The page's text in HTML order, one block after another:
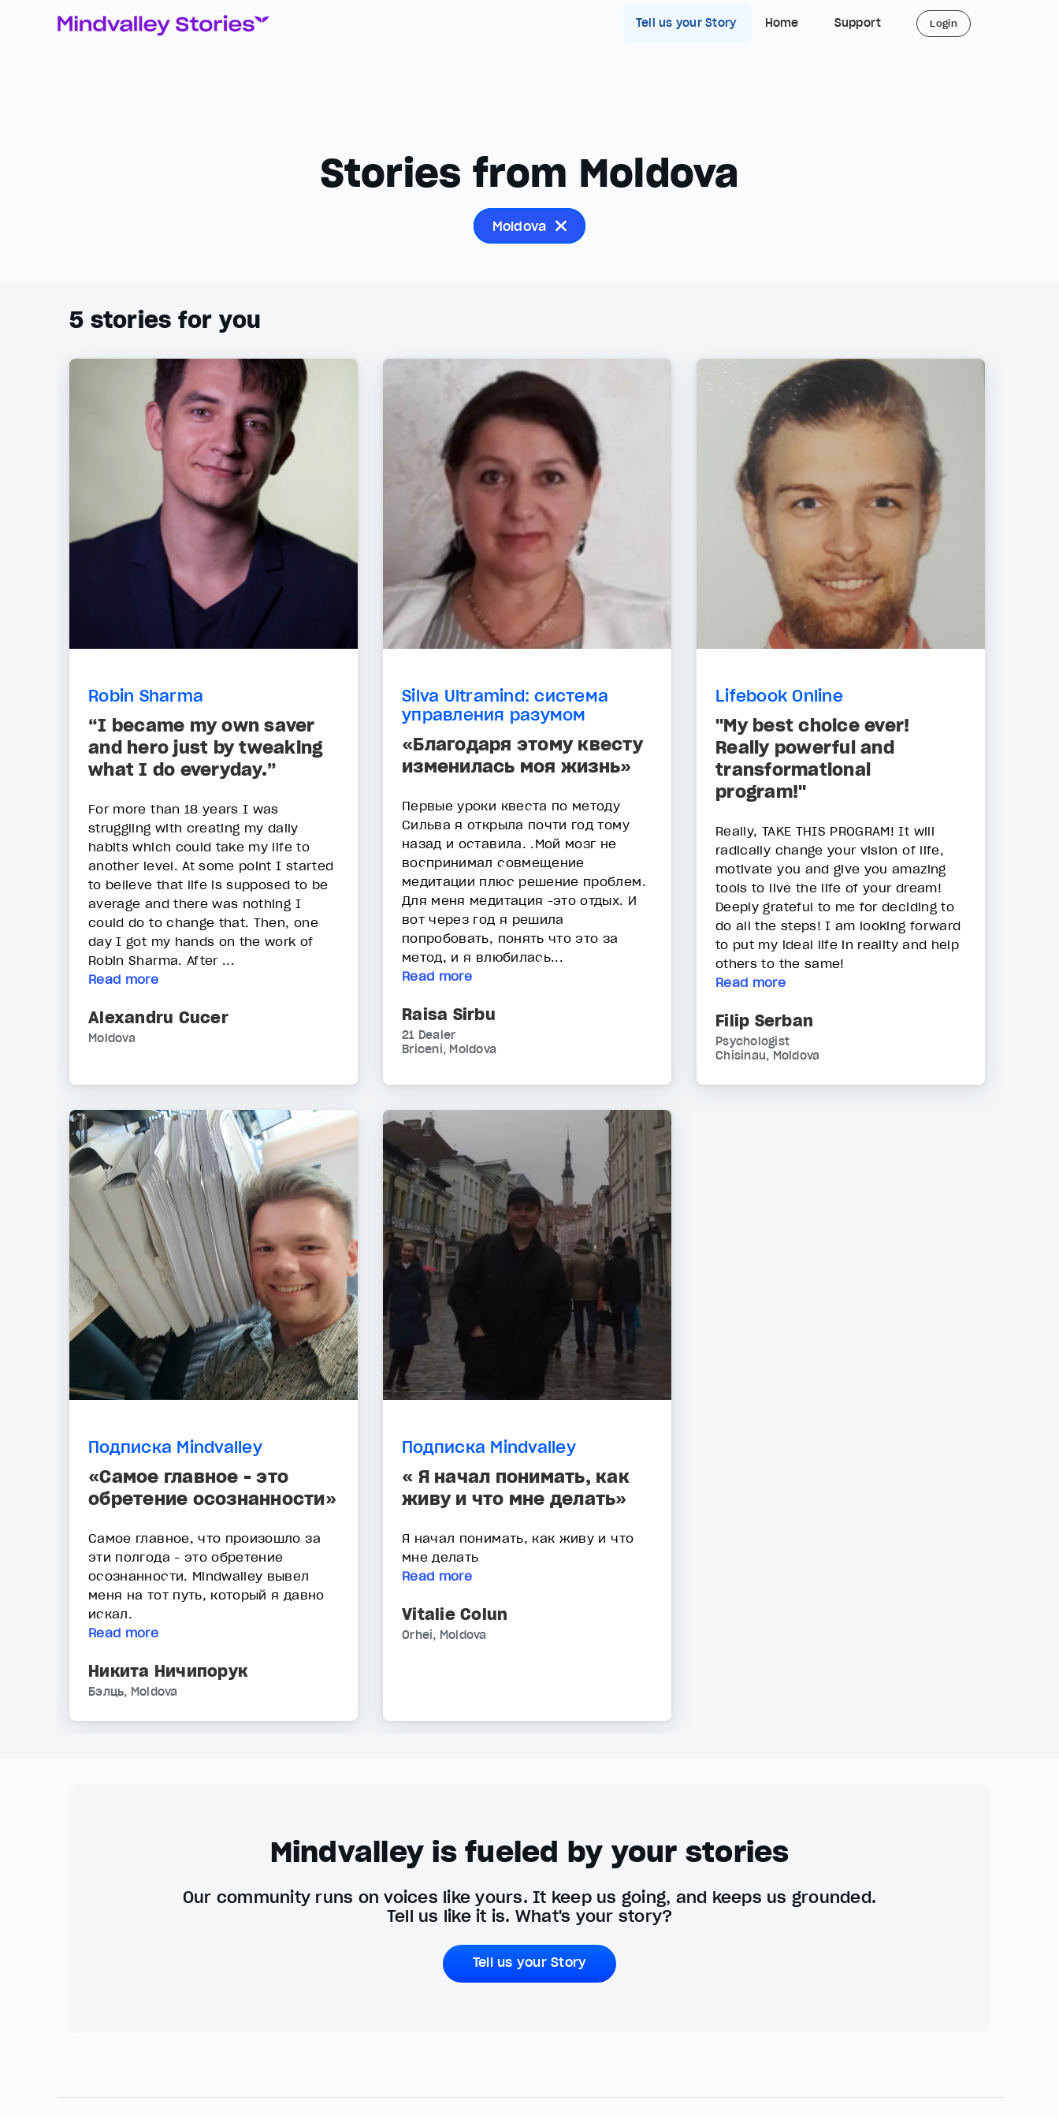
Tell us your Story Home Support Login
Stories from Moldova
Moldova
5 stories for you
Robin Sharma
“I became my own saver
and hero just by tweaking
what I do everyday.”
For more than 18 years I was
struggling with creating my daily
habits which could take my life to
another level. At some point I started
to believe that life is supposed to be
average and there was nothing I
could do to change that. Then, one
day I got my hands on the work of
Robin Sharma. After ...
Read more
Alexandru Cucer
Moldova
Silva Ultramind: система
управления разумом
«Благодаря этому квесту
изменилась моя жизнь»
Первые уроки квеста по методу
Сильва я открыла почти год тому
назад и оставила. .Мой мозг не
воспринимал совмещение
медитации плюс решение проблем.
Для меня медитация -это отдых. И
вот через год я решила
попробовать, понять что это за
метод, и я влюбилась...
Read more
Raisa Sirbu
21 Dealer
Briceni, Moldova
Lifebook Online
"My best choice ever!
Really powerful and
transformational
program!"
Really, TAKE THIS PROGRAM! It will
radically change your vision of life,
motivate you and give you amazing
tools to live the life of your dream!
Deeply grateful to me for deciding to
do all the steps! I am looking forward
to put my ideal life in reality and help
others to the same!
Read more
Filip Serban
Psychologist
Chisinau, Moldova
Подписка Mindvalley
«Самое главное - это
обретение осознанности»
Самое главное, что произошло за
эти полгода - это обретение
осознанности. Mindwalley вывел
меня на тот путь, который я давно
искал.
Read more
Никита Ничипорук
Бэлць, Moldova
Подписка Mindvalley
« Я начал понимать, как
живу и что мне делать»
Я начал понимать, как живу и что
мне делать
Read more
Vitalie Colun
Orhei, Moldova
Mindvalley is fueled by your stories
Our community runs on voices like yours. It keep us going, and keeps us grounded.
Tell us like it is. What's your story?
Tell us your Story